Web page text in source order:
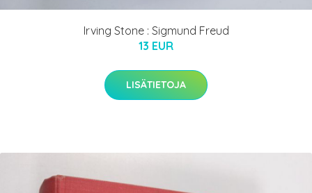
Irving Stone : Sigmund Freud
13 EUR
LISÄTIETOJA